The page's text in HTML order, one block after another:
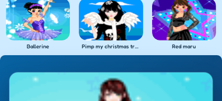
Ballerine Pimp my christmas tree Red maru